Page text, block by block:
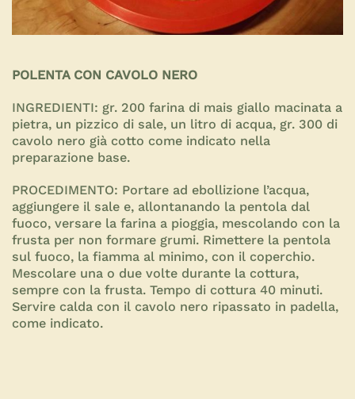
POLENTA CON CAVOLO NERO
INGREDIENTI: gr. 200 farina di mais giallo macinata a
pietra, un pizzico di sale, un litro di acqua, gr. 300 di
cavolo nero già cotto come indicato nella
preparazione base.
PROCEDIMENTO: Portare ad ebollizione l’acqua,
aggiungere il sale e, allontanando la pentola dal
fuoco, versare la farina a pioggia, mescolando con la
frusta per non formare grumi. Rimettere la pentola
sul fuoco, la fiamma al minimo, con il coperchio.
Mescolare una o due volte durante la cottura,
sempre con la frusta. Tempo di cottura 40 minuti.
Servire calda con il cavolo nero ripassato in padella,
come indicato.